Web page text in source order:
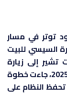
توتر في مسار
السيسي للبيت
تشير إلى زيارة
محتملة للسيسي إلى واشنطن، في فبراير 2025، جاءت خطوة
النظام على